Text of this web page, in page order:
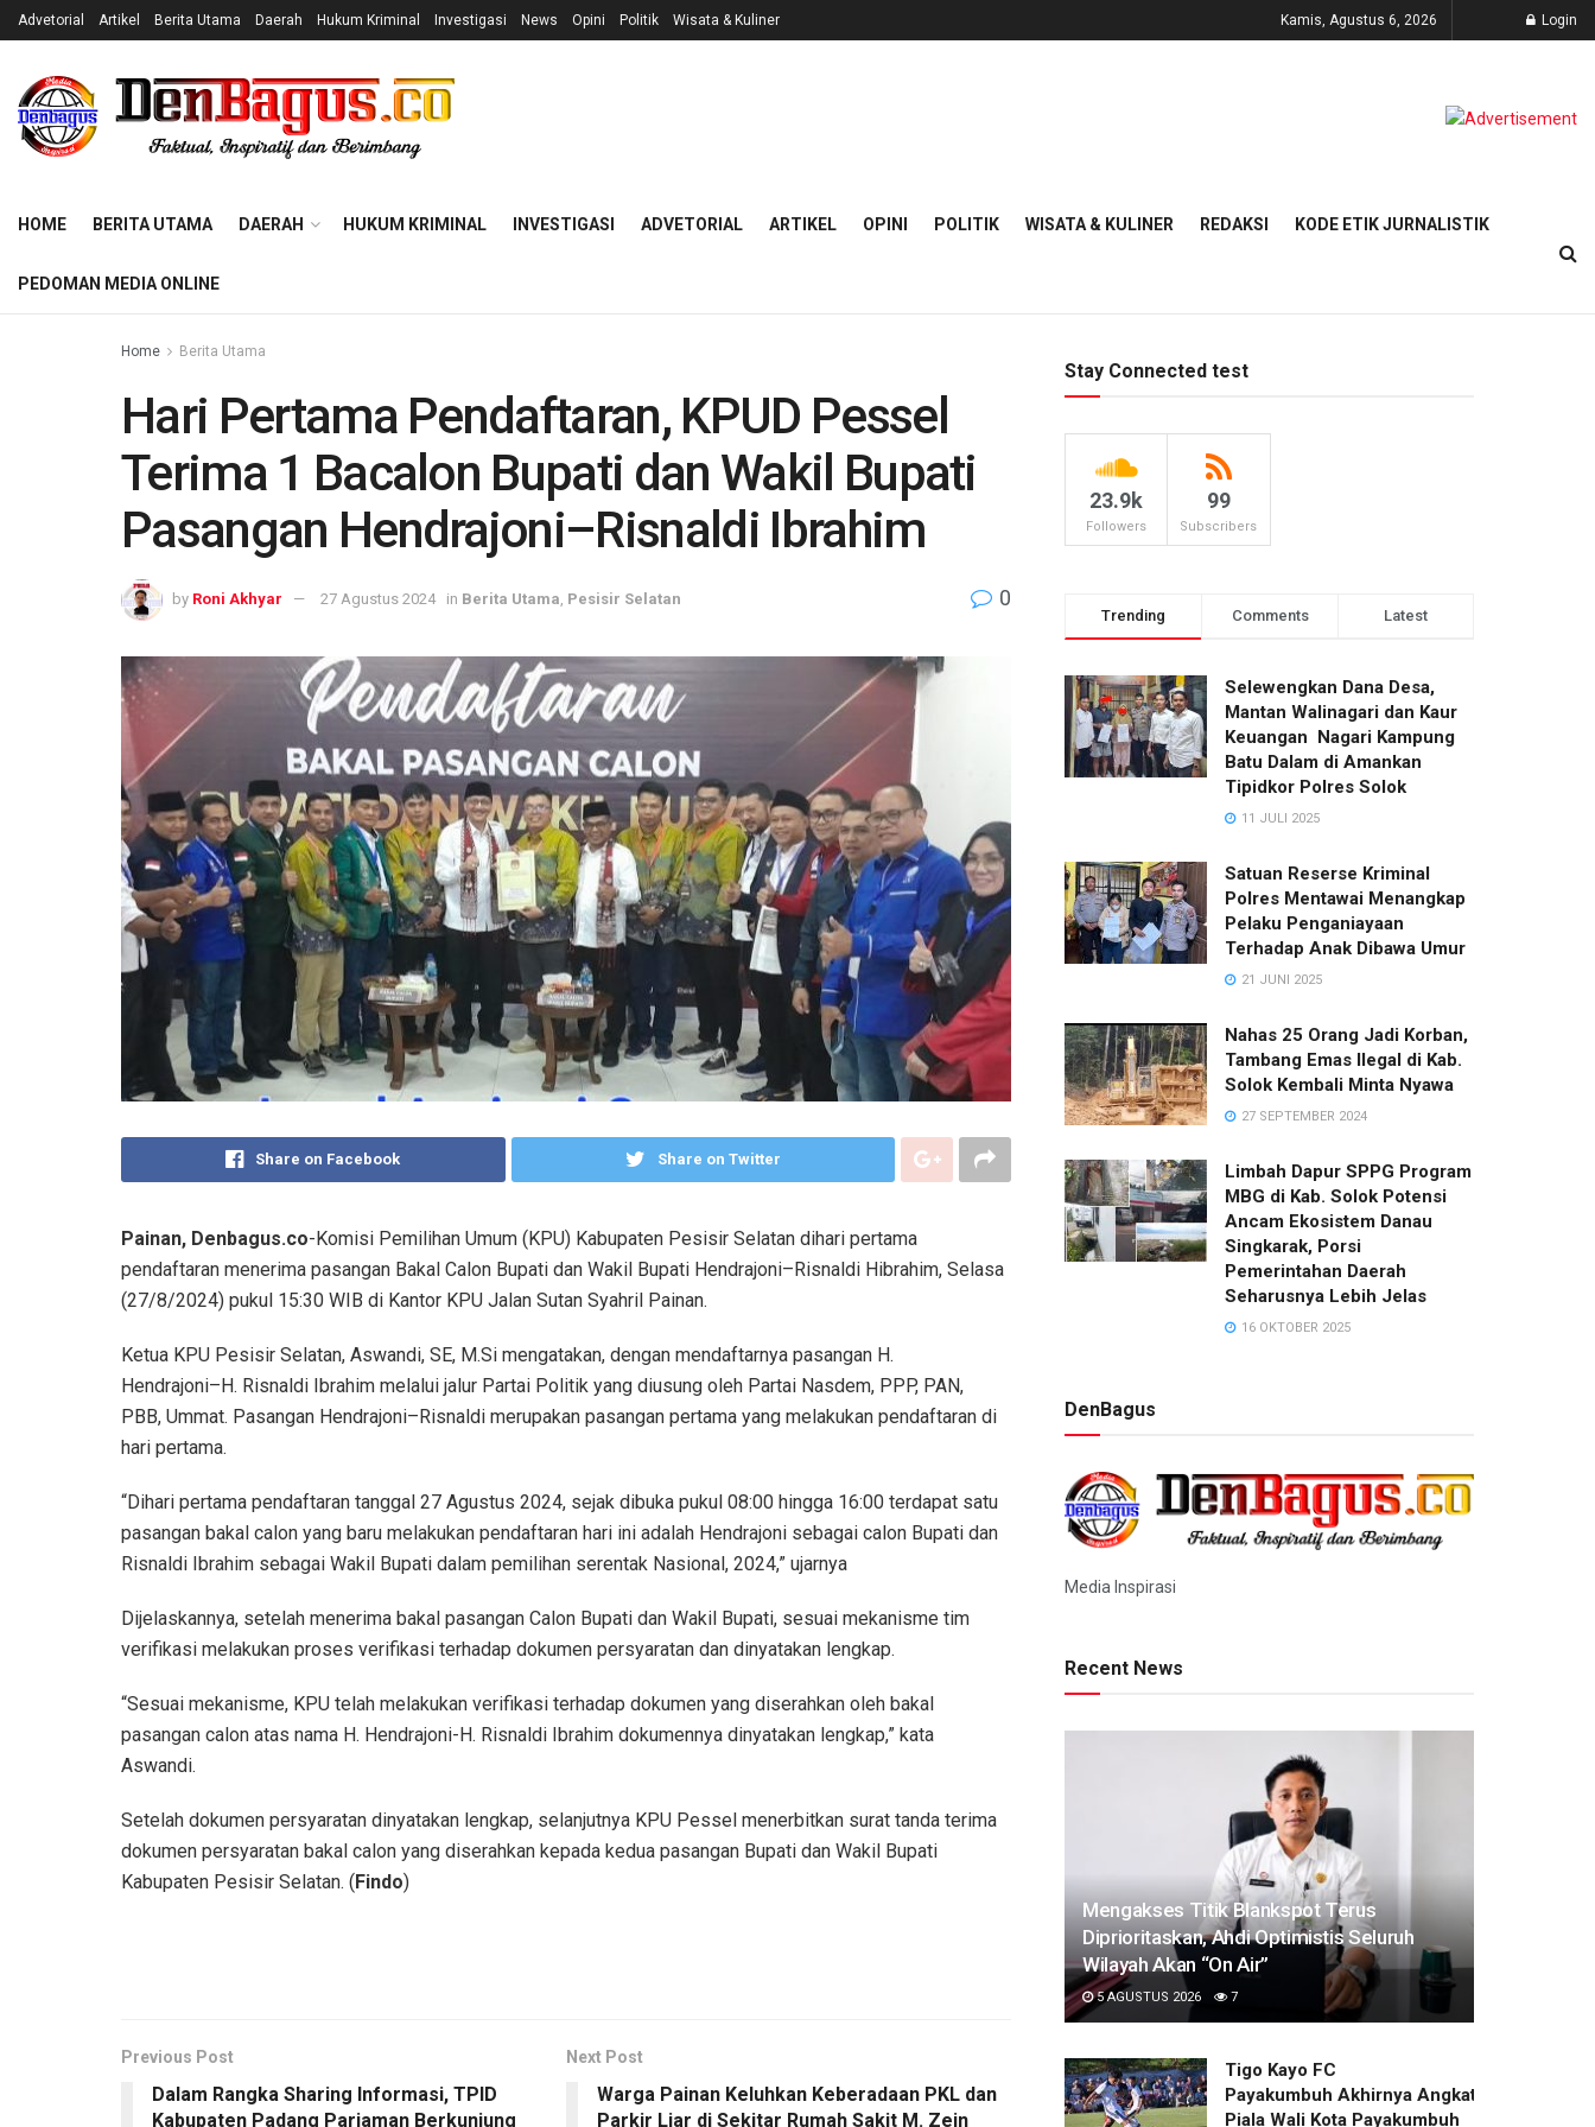
Advetorial Artikel Berita Utama Daerah Hukum Kriminal Investigasi News Opini Politik Wisata & Kuliner Kamis, Agustus 6, 2026 Login
HOME BERITA UTAMA DAERAH HUKUM KRIMINAL INVESTIGASI ADVETORIAL ARTIKEL OPINI POLITIK WISATA & KULINER REDAKSI KODE ETIK JURNALISTIK
PEDOMAN MEDIA ONLINE
Home Berita Utama
Hari Pertama Pendaftaran, KPUD Pessel
Terima 1 Bacalon Bupati dan Wakil Bupati
Pasangan Hendrajoni–Risnaldi Ibrahim
by Roni Akhyar 27 Agustus 2024 in Berita Utama Pesisir Selatan 0
Share on Facebook Share on Twitter
Painan, Denbagus.co-Komisi Pemilihan Umum (KPU) Kabupaten Pesisir Selatan dihari pertama
pendaftaran menerima pasangan Bakal Calon Bupati dan Wakil Bupati Hendrajoni–Risnaldi Hibrahim, Selasa
(27/8/2024) pukul 15:30 WIB di Kantor KPU Jalan Sutan Syahril Painan.
Ketua KPU Pesisir Selatan, Aswandi, SE, M.Si mengatakan, dengan mendaftarnya pasangan H.
Hendrajoni–H. Risnaldi Ibrahim melalui jalur Partai Politik yang diusung oleh Partai Nasdem, PPP, PAN,
PBB, Ummat. Pasangan Hendrajoni–Risnaldi merupakan pasangan pertama yang melakukan pendaftaran di
hari pertama.
“Dihari pertama pendaftaran tanggal 27 Agustus 2024, sejak dibuka pukul 08:00 hingga 16:00 terdapat satu
pasangan bakal calon yang baru melakukan pendaftaran hari ini adalah Hendrajoni sebagai calon Bupati dan
Risnaldi Ibrahim sebagai Wakil Bupati dalam pemilihan serentak Nasional, 2024,” ujarnya
Dijelaskannya, setelah menerima bakal pasangan Calon Bupati dan Wakil Bupati, sesuai mekanisme tim
verifikasi melakukan proses verifikasi terhadap dokumen persyaratan dan dinyatakan lengkap.
“Sesuai mekanisme, KPU telah melakukan verifikasi terhadap dokumen yang diserahkan oleh bakal
pasangan calon atas nama H. Hendrajoni-H. Risnaldi Ibrahim dokumennya dinyatakan lengkap,” kata
Aswandi.
Setelah dokumen persyaratan dinyatakan lengkap, selanjutnya KPU Pessel menerbitkan surat tanda terima
dokumen persyaratan bakal calon yang diserahkan kepada kedua pasangan Bupati dan Wakil Bupati
Kabupaten Pesisir Selatan. (Findo)
Previous Post
Dalam Rangka Sharing Informasi, TPID
Kabupaten Padang Pariaman Berkunjung
Next Post
Warga Painan Keluhkan Keberadaan PKL dan
Parkir Liar di Sekitar Rumah Sakit M. Zein
Stay Connected test
23.9k
Followers
99
Subscribers
Trending Comments Latest
Selewengkan Dana Desa,
Mantan Walinagari dan Kaur
Keuangan Nagari Kampung
Batu Dalam di Amankan
Tipidkor Polres Solok
11 JULI 2025
Satuan Reserse Kriminal
Polres Mentawai Menangkap
Pelaku Penganiayaan
Terhadap Anak Dibawa Umur
21 JUNI 2025
Nahas 25 Orang Jadi Korban,
Tambang Emas Ilegal di Kab.
Solok Kembali Minta Nyawa
27 SEPTEMBER 2024
Limbah Dapur SPPG Program
MBG di Kab. Solok Potensi
Ancam Ekosistem Danau
Singkarak, Porsi
Pemerintahan Daerah
Seharusnya Lebih Jelas
16 OKTOBER 2025
DenBagus
Media Inspirasi
Recent News
Mengakses Titik Blankspot Terus
Diprioritaskan, Ahdi Optimistis Seluruh
Wilayah Akan “On Air”
5 AGUSTUS 2026 7
Tigo Kayo FC
Payakumbuh Akhirnya Angkat Trofi
Piala Wali Kota Payakumbuh